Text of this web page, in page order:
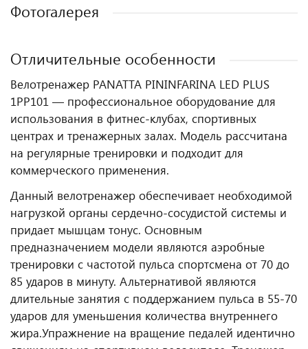
Фотогалерея
Отличительные особенности
Велотренажер PANATTA PININFARINA LED PLUS
1PP101 — профессиональное оборудование для
использования в фитнес‑клубах, спортивных
центрах и тренажерных залах. Модель рассчитана
на регулярные тренировки и подходит для
коммерческого применения.
Данный велотренажер обеспечивает необходимой
нагрузкой органы сердечно-сосудистой системы и
придает мышцам тонус. Основным
предназначением модели являются аэробные
тренировки с частотой пульса спортсмена от 70 до
85 ударов в минуту. Альтернативой являются
длительные занятия с поддержанием пульса в 55-70
ударов для уменьшения количества внутреннего
жира.Упражнение на вращение педалей идентично